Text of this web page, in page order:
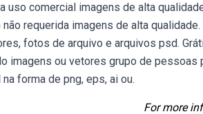
uso comercial imagens de alta
não requerida imagens de alta
fotos de arquivo e arquivos psd.
imagens ou vetores grupo de
forma de png, eps, ai ou.
For more